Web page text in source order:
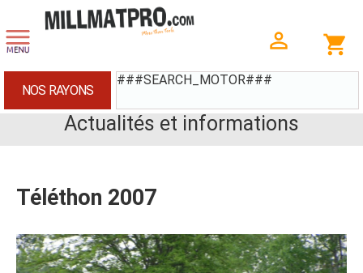
###SEARCH_MOTOR###
NOS RAYONS
Actualités et informations
Téléthon 2007